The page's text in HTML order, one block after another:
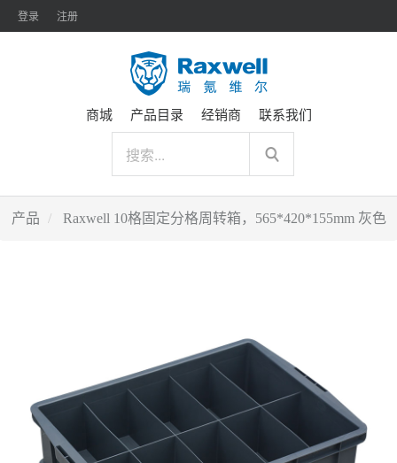
登录 注册
商城 产品目录 经销商 联系我们
产品 Raxwell 10格固定分格周转箱，565*420*155mm 灰色